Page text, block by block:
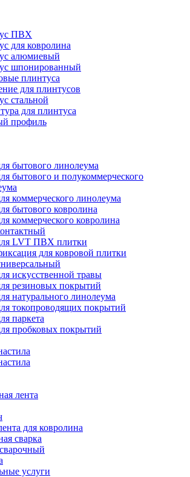
ПВХ
для ковролина
алюмиевый
шпонированный
плинтуса
для плинтусов
стальной
для плинтуса
профиль
бытового линолеума
бытового и полукоммерческого
коммерческого линолеума
бытового ковролина
коммерческого ковролина
LVT ПВХ плитки
для ковровой плитки
искусственной травы
резиновых покрытий
натурального линолеума
токопроводящих покрытий
паркета
пробковых покрытий
лента
для ковролина
сварка
услуги